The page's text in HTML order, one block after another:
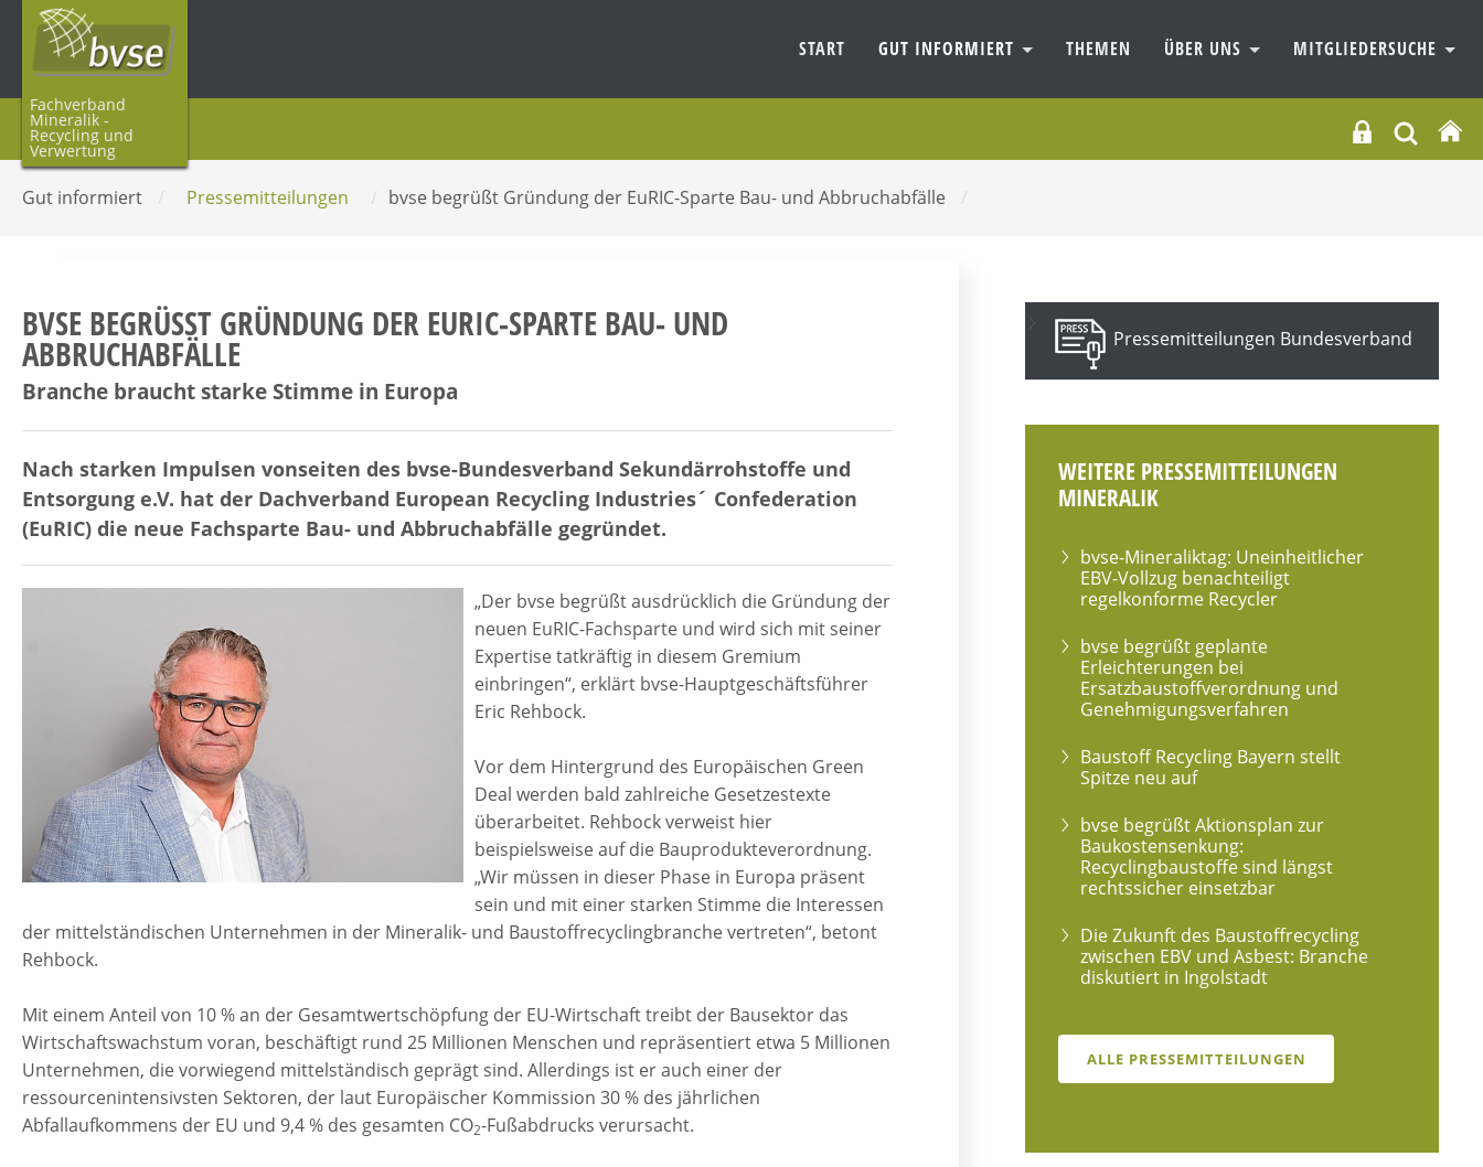
Fachverband
Mineralik -
Recycling und
Verwertung
START GUT INFORMIERT THEMEN ÜBER UNS MITGLIEDERSUCHE
Gut informiert / Pressemitteilungen / bvse begrüßt Gründung der EuRIC-Sparte Bau- und Abbruchabfälle /
BVSE BEGRÜSST GRÜNDUNG DER EURIC-SPARTE BAU- UND A
BBRUCHABFÄLLE
Branche braucht starke Stimme in Europa
Nach starken Impulsen vonseiten des bvse-Bundesverband Sekundärrohstoffe und
Entsorgung e.V. hat der Dachverband European Recycling Industries´ Confederation
(EuRIC) die neue Fachsparte Bau- und Abbruchabfälle gegründet.
„Der bvse begrüßt ausdrücklich die Gründung der
neuen EuRIC-Fachsparte und wird sich mit seiner
Expertise tatkräftig in diesem Gremium
einbringen“, erklärt bvse-Hauptgeschäftsführer
Eric Rehbock.
Vor dem Hintergrund des Europäischen Green
Deal werden bald zahlreiche Gesetzestexte
überarbeitet. Rehbock verweist hier
beispielsweise auf die Bauprodukteverordnung.
„Wir müssen in dieser Phase in Europa präsent
sein und mit einer starken Stimme die Interessen
der mittelständischen Unternehmen in der Mineralik- und Baustoffrecyclingbranche vertreten“, betont
Rehbock.
Mit einem Anteil von 10 % an der Gesamtwertschöpfung der EU-Wirtschaft treibt der Bausektor das
Wirtschaftswachstum voran, beschäftigt rund 25 Millionen Menschen und repräsentiert etwa 5 Millionen
Unternehmen, die vorwiegend mittelständisch geprägt sind. Allerdings ist er auch einer der
ressourcenintensivsten Sektoren, der laut Europäischer Kommission 30 % des jährlichen
Abfallaufkommens der EU und 9,4 % des gesamten CO2-Fußabdrucks verursacht.
Pressemitteilungen Bundesverband
WEITERE PRESSEMITTEILUNGEN
MINERALIK
bvse-Mineraliktag: Uneinheitlicher
EBV-Vollzug benachteiligt
regelkonforme Recycler
bvse begrüßt geplante
Erleichterungen bei
Ersatzbaustoffverordnung und
Genehmigungsverfahren
Baustoff Recycling Bayern stellt
Spitze neu auf
bvse begrüßt Aktionsplan zur
Baukostensenkung:
Recyclingbaustoffe sind längst
rechtssicher einsetzbar
Die Zukunft des Baustoffrecycling
zwischen EBV und Asbest: Branche
diskutiert in Ingolstadt
ALLE PRESSEMITTEILUNGEN